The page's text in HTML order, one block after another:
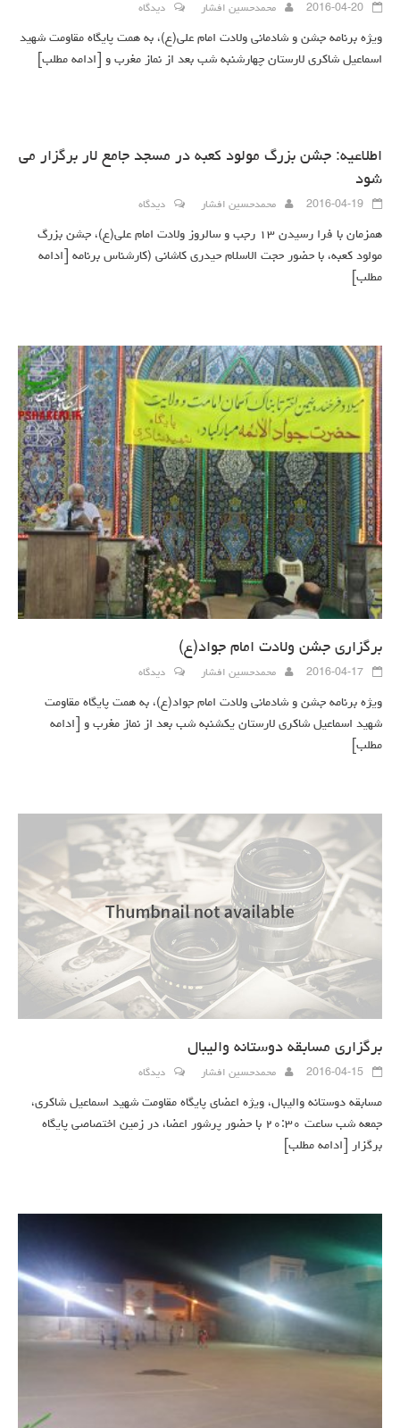
2016-04-20 محمدحسین افشار دیدگاه
ویژه برنامه جشن و شادمانی ولادت امام علی(ع)، به همت پایگاه مقاومت شهید
اسماعیل شاکری لارستان چهارشنبه شب بعد از نماز مغرب و
[ادامه مطلب]
اطلاعیه: جشن بزرگ مولود کعبه در مسجد جامع لار برگزار می
شود
2016-04-19 محمدحسین افشار دیدگاه
همزمان با فرا رسیدن ۱۳ رجب و سالروز ولادت امام علی(ع)، جشن بزرگ
مولود کعبه، با حضور حجت الاسلام حیدری کاشانی (کارشناس برنامه
[ادامه
مطلب]
برگزاری جشن ولادت امام جواد(ع)
2016-04-17 محمدحسین افشار دیدگاه
ویژه برنامه جشن و شادمانی ولادت امام جواد(ع)، به همت پایگاه مقاومت
شهید اسماعیل شاکری لارستان یکشنبه شب بعد از نماز مغرب و
[ادامه
مطلب]
برگزاری مسابقه دوستانه والیبال
2016-04-15 محمدحسین افشار دیدگاه
مسابقه دوستانه والیبال، ویژه اعضای پایگاه مقاومت شهید اسماعیل شاکری،
جمعه شب ساعت ۲۰:۳۰ با حضور پرشور اعضا، در زمین اختصاصی پایگاه
برگزار
[ادامه مطلب]